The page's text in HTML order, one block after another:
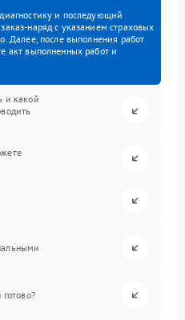
и последующий
наряд с указанием страховых
Далее, после выполнения работ
акт выполненных работ и
и какой